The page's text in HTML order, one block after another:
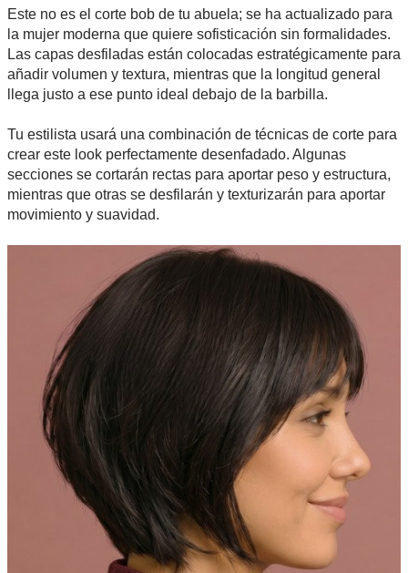
Este no es el corte bob de tu abuela; se ha actualizado para
la mujer moderna que quiere sofisticación sin formalidades.
Las capas desfiladas están colocadas estratégicamente para
añadir volumen y textura, mientras que la longitud general
llega justo a ese punto ideal debajo de la barbilla.
Tu estilista usará una combinación de técnicas de corte para
crear este look perfectamente desenfadado. Algunas
secciones se cortarán rectas para aportar peso y estructura,
mientras que otras se desfilarán y texturizarán para aportar
movimiento y suavidad.